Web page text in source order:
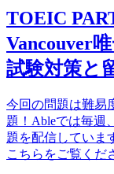
TOEIC
Vancouver
試験対策と
今回の問題は難易
題！Ableでは毎週
題を配信していま
こちらをご覧くだ